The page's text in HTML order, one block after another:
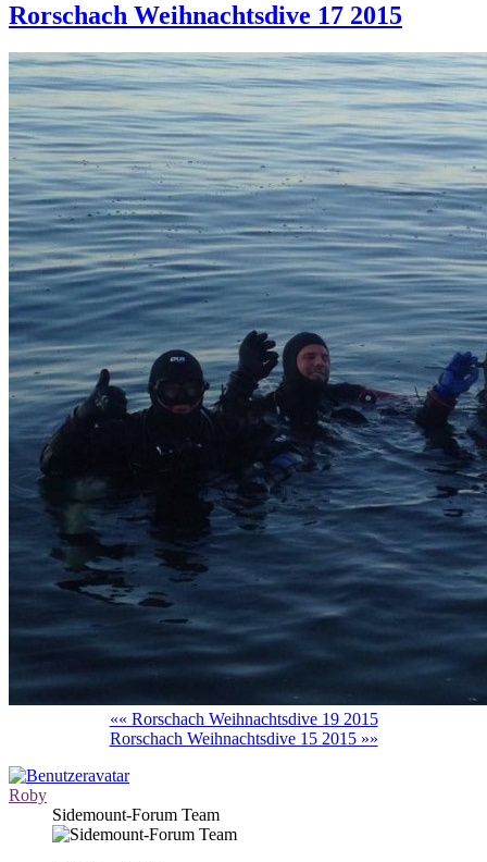
Rorschach Weihnachtsdive 17 2015
«« Rorschach Weihnachtsdive 19 2015
Rorschach Weihnachtsdive 15 2015 »»
Roby
Sidemount-Forum Team